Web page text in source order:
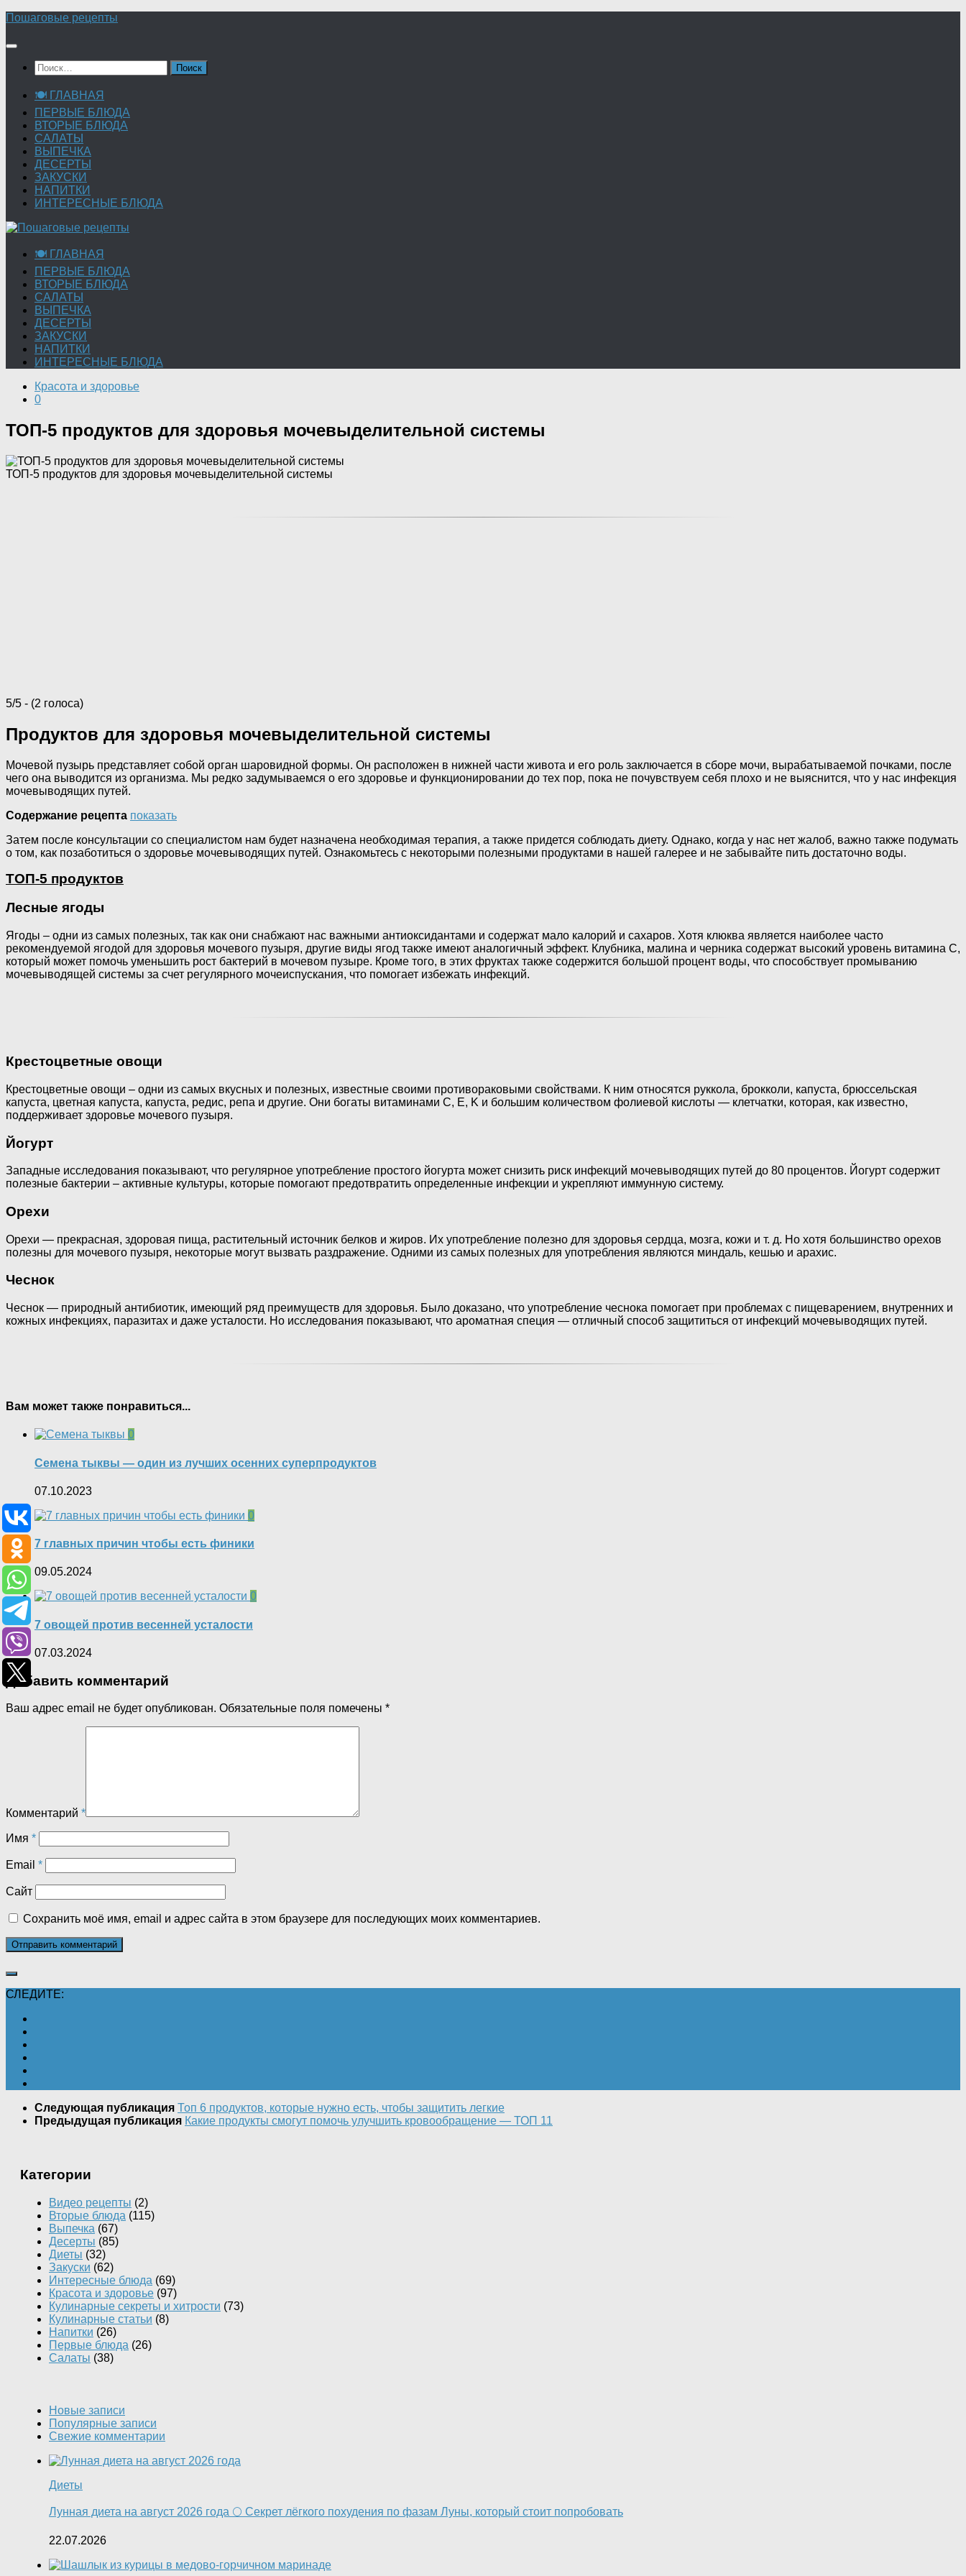
Перейти
содержимому
Пошаговые рецепты
Найти:
🍽 ГЛАВНАЯ
ПЕРВЫЕ БЛЮДА
ВТОРЫЕ БЛЮДА
САЛАТЫ
ВЫПЕЧКА
ДЕСЕРТЫ
ЗАКУСКИ
НАПИТКИ
ИНТЕРЕСНЫЕ БЛЮДА
🍽 ГЛАВНАЯ
ПЕРВЫЕ БЛЮДА
ВТОРЫЕ БЛЮДА
САЛАТЫ
ВЫПЕЧКА
ДЕСЕРТЫ
ЗАКУСКИ
НАПИТКИ
ИНТЕРЕСНЫЕ БЛЮДА
Красота и здоровье
0
ТОП-5 продуктов для здоровья мочевыделительной системы
ТОП-5 продуктов для здоровья мочевыделительной системы
5/5 - (2 голоса)
Продуктов для здоровья мочевыделительной системы
Мочевой пузырь представляет собой орган шаровидной формы. Он расположен в нижней части живота и его роль заключается в сборе мочи, вырабатываемой почками, после
чего она выводится из организма. Мы редко задумываемся о его здоровье и функционировании до тех пор, пока не почувствуем себя плохо и не выяснится, что у нас инфекция
мочевыводящих путей.
Содержание рецепта показать
Затем после консультации со специалистом нам будет назначена необходимая терапия, а также придется соблюдать диету. Однако, когда у нас нет жалоб, важно также подумать
о том, как позаботиться о здоровье мочевыводящих путей. Ознакомьтесь с некоторыми полезными продуктами в нашей галерее и не забывайте пить достаточно воды.
ТОП-5 продуктов
Лесные ягоды
Ягоды – одни из самых полезных, так как они снабжают нас важными антиоксидантами и содержат мало калорий и сахаров. Хотя клюква является наиболее часто
рекомендуемой ягодой для здоровья мочевого пузыря, другие виды ягод также имеют аналогичный эффект. Клубника, малина и черника содержат высокий уровень витамина С,
который может помочь уменьшить рост бактерий в мочевом пузыре. Кроме того, в этих фруктах также содержится большой процент воды, что способствует промыванию
мочевыводящей системы за счет регулярного мочеиспускания, что помогает избежать инфекций.
Крестоцветные овощи
Крестоцветные овощи – одни из самых вкусных и полезных, известные своими противораковыми свойствами. К ним относятся руккола, брокколи, капуста, брюссельская
капуста, цветная капуста, капуста, редис, репа и другие. Они богаты витаминами C, E, K и большим количеством фолиевой кислоты — клетчатки, которая, как известно,
поддерживает здоровье мочевого пузыря.
Йогурт
Западные исследования показывают, что регулярное употребление простого йогурта может снизить риск инфекций мочевыводящих путей до 80 процентов. Йогурт содержит
полезные бактерии – активные культуры, которые помогают предотвратить определенные инфекции и укрепляют иммунную систему.
Орехи
Орехи — прекрасная, здоровая пища, растительный источник белков и жиров. Их употребление полезно для здоровья сердца, мозга, кожи и т. д. Но хотя большинство орехов
полезны для мочевого пузыря, некоторые могут вызвать раздражение. Одними из самых полезных для употребления являются миндаль, кешью и арахис.
Чеснок
Чеснок — природный антибиотик, имеющий ряд преимуществ для здоровья. Было доказано, что употребление чеснока помогает при проблемах с пищеварением, внутренних и
кожных инфекциях, паразитах и ​​даже усталости. Но исследования показывают, что ароматная специя — отличный способ защититься от инфекций мочевыводящих путей.
Вам может также понравиться...
0
Семена тыквы — один из лучших осенних суперпродуктов
07.10.2023
0
7 главных причин чтобы есть финики
09.05.2024
0
7 овощей против весенней усталости
07.03.2024
Добавить комментарий
Ваш адрес email не будет опубликован. Обязательные поля помечены *
Комментарий *
Имя *
Email *
Сайт
Сохранить моё имя, email и адрес сайта в этом браузере для последующих моих комментариев.
СЛЕДИТЕ:
Следующая публикация Топ 6 продуктов, которые нужно есть, чтобы защитить легкие
Предыдущая публикация Какие продукты смогут помочь улучшить кровообращение — ТОП 11
Категории
Видео рецепты (2)
Вторые блюда (115)
Выпечка (67)
Десерты (85)
Диеты (32)
Закуски (62)
Интересные блюда (69)
Красота и здоровье (97)
Кулинарные секреты и хитрости (73)
Кулинарные статьи (8)
Напитки (26)
Первые блюда (26)
Салаты (38)
Новые записи
Популярные записи
Свежие комментарии
Диеты
Лунная диета на август 2026 года 🌕 Секрет лёгкого похудения по фазам Луны, который стоит попробовать
22.07.2026